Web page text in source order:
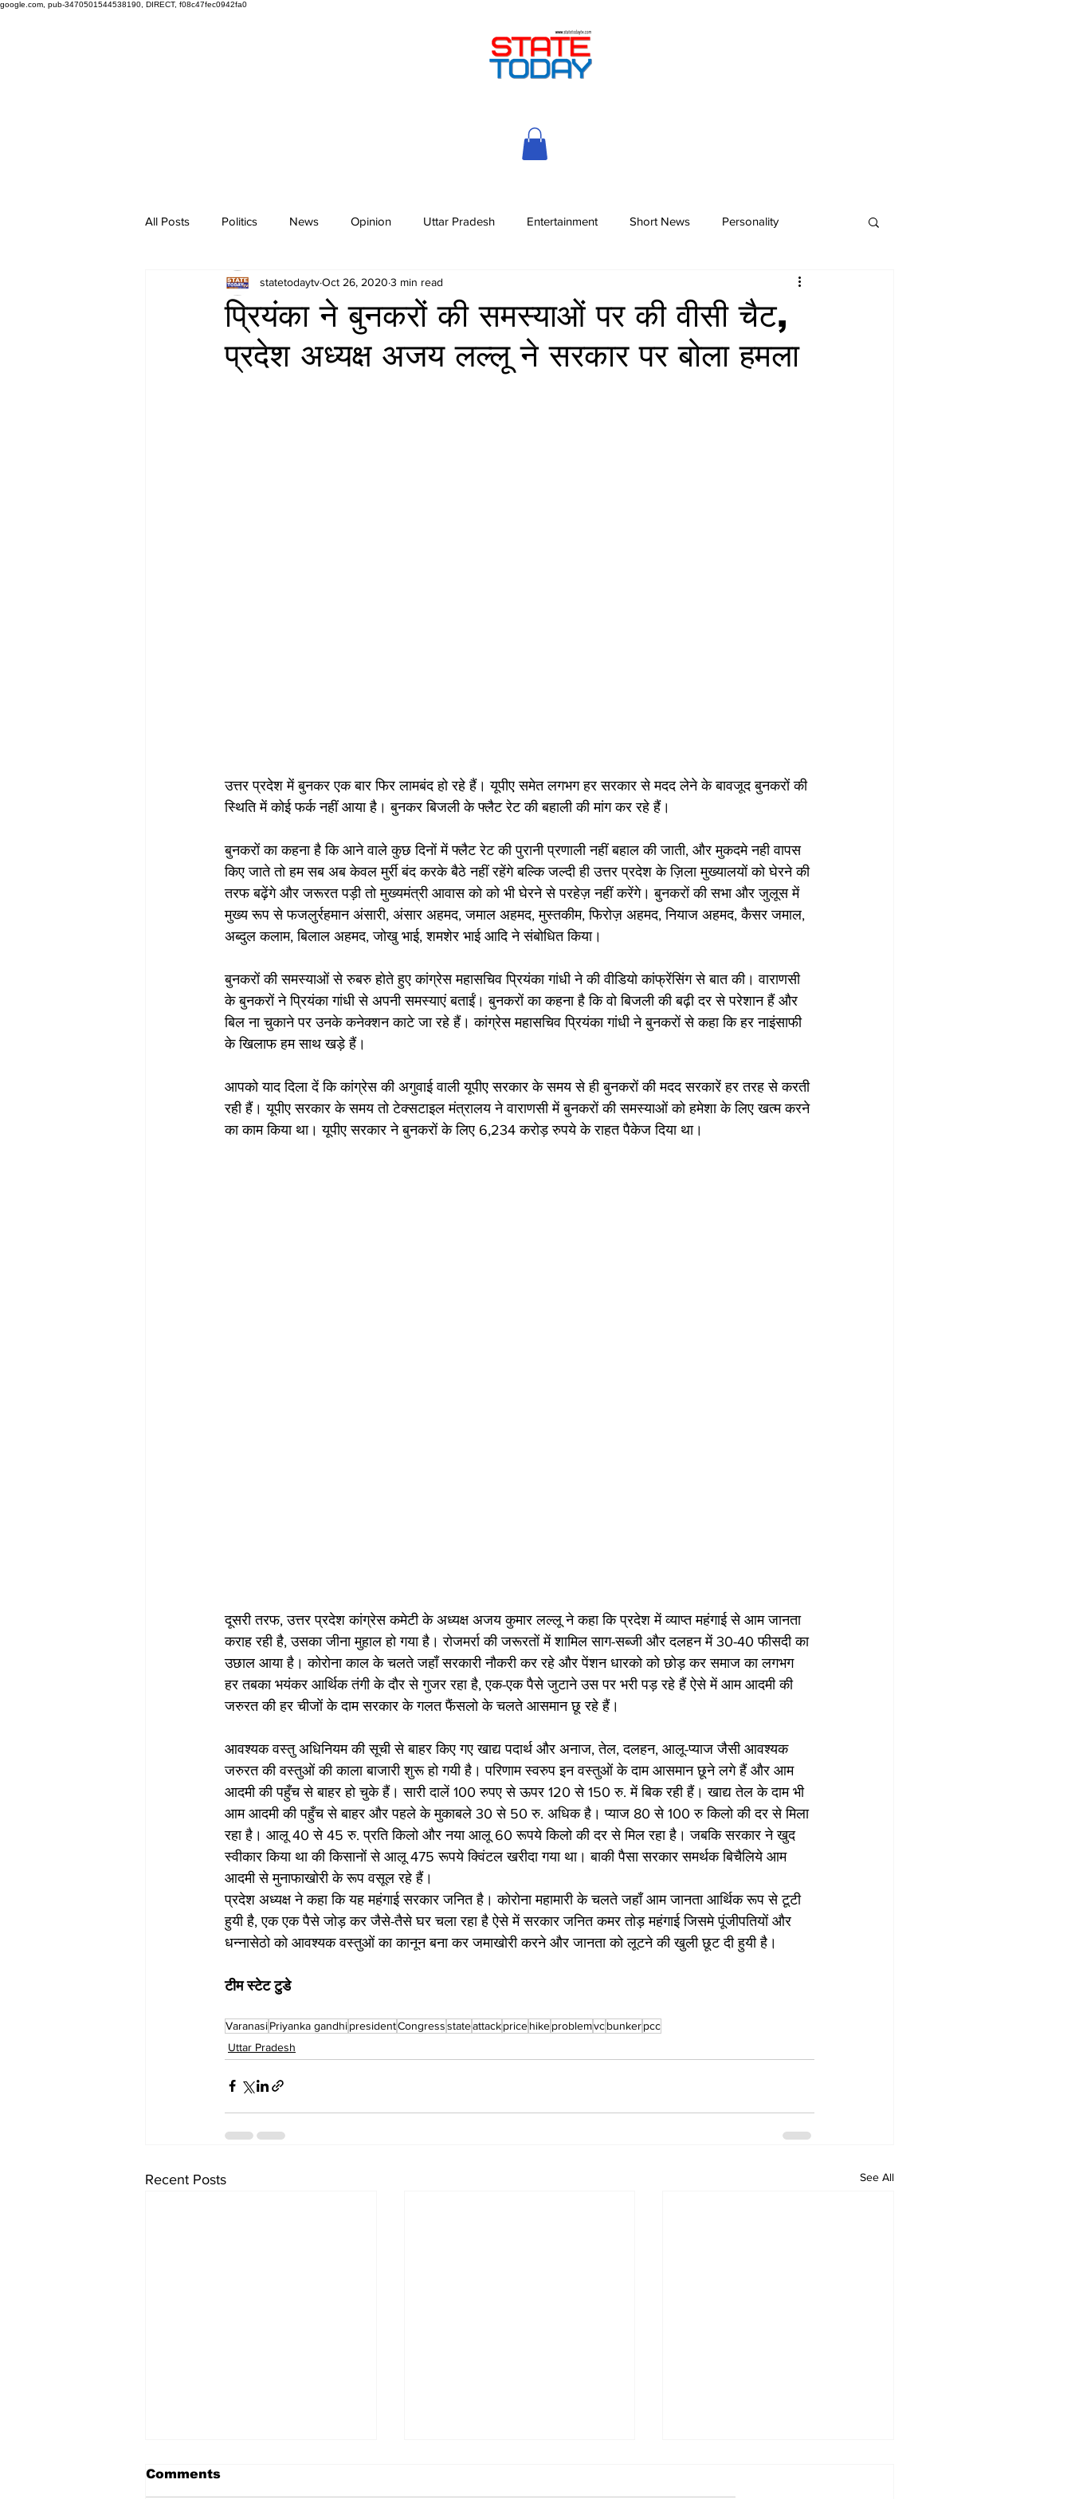
google.com, pub-3470501544538190, DIRECT, f08c47fec0942fa0
All Posts Politics News Opinion Uttar Pradesh Entertainment Short News Personality
प्रियंका ने बुनकरों की समस्याओं पर की वीसी चैट,
प्रदेश अध्यक्ष अजय लल्लू ने सरकार पर बोला हमला
statetodaytvOct 26, 2020 3 min read
उत्तर प्रदेश में बुनकर एक बार फिर लामबंद हो रहे हैं। यूपीए समेत लगभग हर सरकार से मदद लेने के बावजूद बुनकरों की
स्थिति में कोई फर्क नहीं आया है। बुनकर बिजली के फ्लैट रेट की बहाली की मांग कर रहे हैं।
बुनकरों का कहना है कि आने वाले कुछ दिनों में फ्लैट रेट की पुरानी प्रणाली नहीं बहाल की जाती, और मुकदमे नही वापस
किए जाते तो हम सब अब केवल मुर्री बंद करके बैठे नहीं रहेंगे बल्कि जल्दी ही उत्तर प्रदेश के ज़िला मुख्यालयों को घेरने की
तरफ बढ़ेंगे और जरूरत पड़ी तो मुख्यमंत्री आवास को को भी घेरने से परहेज़ नहीं करेंगे। बुनकरों की सभा और जुलूस में
मुख्य रूप से फजलुर्रहमान अंसारी, अंसार अहमद, जमाल अहमद, मुस्तकीम, फिरोज़ अहमद, नियाज अहमद, कैसर जमाल,
अब्दुल कलाम, बिलाल अहमद, जोखु भाई, शमशेर भाई आदि ने संबोधित किया।
बुनकरों की समस्याओं से रुबरु होते हुए कांग्रेस महासचिव प्रियंका गांधी ने की वीडियो कांफ्रेंसिंग से बात की। वाराणसी
के बुनकरों ने प्रियंका गांधी से अपनी समस्याएं बताईं। बुनकरों का कहना है कि वो बिजली की बढ़ी दर से परेशान हैं और
बिल ना चुकाने पर उनके कनेक्शन काटे जा रहे हैं। कांग्रेस महासचिव प्रियंका गांधी ने बुनकरों से कहा कि हर नाइंसाफी
के खिलाफ हम साथ खड़े हैं।
आपको याद दिला दें कि कांग्रेस की अगुवाई वाली यूपीए सरकार के समय से ही बुनकरों की मदद सरकारें हर तरह से करती
रही हैं। यूपीए सरकार के समय तो टेक्सटाइल मंत्रालय ने वाराणसी में बुनकरों की समस्याओं को हमेशा के लिए खत्म करने
का काम किया था। यूपीए सरकार ने बुनकरों के लिए 6,234 करोड़ रुपये के राहत पैकेज दिया था।
दूसरी तरफ, उत्तर प्रदेश कांग्रेस कमेटी के अध्यक्ष अजय कुमार लल्लू ने कहा कि प्रदेश में व्याप्त महंगाई से आम जानता
कराह रही है, उसका जीना मुहाल हो गया है। रोजमर्रा की जरूरतों में शामिल साग-सब्जी और दलहन में 30-40 फीसदी का
उछाल आया है। कोरोना काल के चलते जहाँ सरकारी नौकरी कर रहे और पेंशन धारको को छोड़ कर समाज का लगभग
हर तबका भयंकर आर्थिक तंगी के दौर से गुजर रहा है, एक-एक पैसे जुटाने उस पर भरी पड़ रहे हैं ऐसे में आम आदमी की
जरुरत की हर चीजों के दाम सरकार के गलत फैंसलो के चलते आसमान छू रहे हैं।
आवश्यक वस्तु अधिनियम की सूची से बाहर किए गए खाद्य पदार्थ और अनाज, तेल, दलहन, आलू-प्याज जैसी आवश्यक
जरुरत की वस्तुओं की काला बाजारी शुरू हो गयी है। परिणाम स्वरुप इन वस्तुओं के दाम आसमान छूने लगे हैं और आम
आदमी की पहुँच से बाहर हो चुके हैं। सारी दालें 100 रुपए से ऊपर 120 से 150 रु. में बिक रही हैं। खाद्य तेल के दाम भी
आम आदमी की पहुँच से बाहर और पहले के मुकाबले 30 से 50 रु. अधिक है। प्याज 80 से 100 रु किलो की दर से मिला
रहा है। आलू 40 से 45 रु. प्रति किलो और नया आलू 60 रूपये किलो की दर से मिल रहा है। जबकि सरकार ने खुद
स्वीकार किया था की किसानों से आलू 475 रूपये क्विंटल खरीदा गया था। बाकी पैसा सरकार समर्थक बिचैलिये आम
आदमी से मुनाफाखोरी के रूप वसूल रहे हैं।
प्रदेश अध्यक्ष ने कहा कि यह महंगाई सरकार जनित है। कोरोना महामारी के चलते जहाँ आम जानता आर्थिक रूप से टूटी
हुयी है, एक एक पैसे जोड़ कर जैसे-तैसे घर चला रहा है ऐसे में सरकार जनित कमर तोड़ महंगाई जिसमे पूंजीपतियों और
धन्नासेठो को आवश्यक वस्तुओं का कानून बना कर जमाखोरी करने और जानता को लूटने की खुली छूट दी हुयी है।
टीम स्टेट टुडे
VaranasiPriyanka gandhipresidentCongressstateattackpricehikeproblemvcbunkerpcc
Uttar Pradesh
Recent Posts See All
Comments